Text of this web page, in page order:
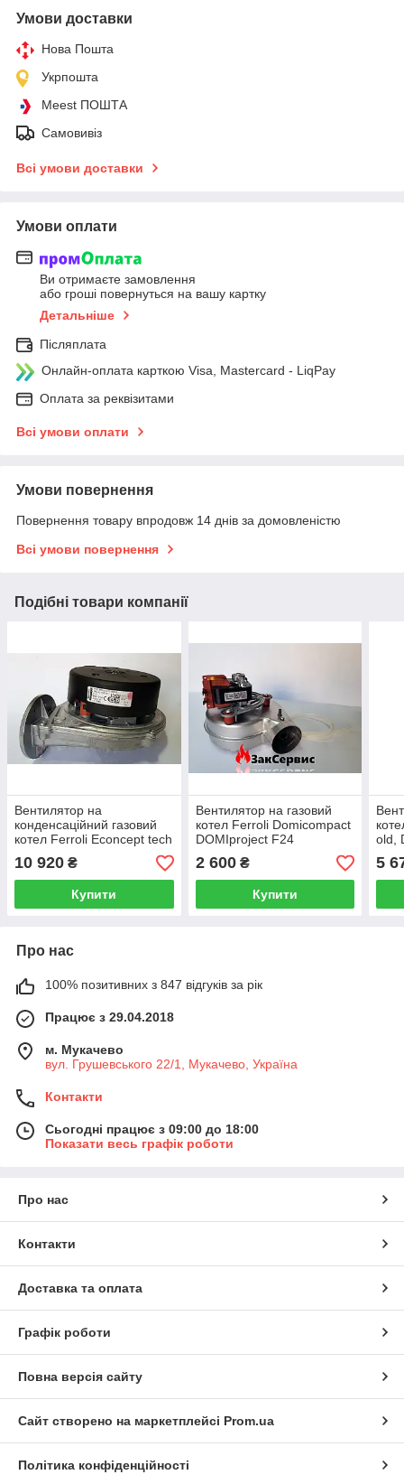
Умови доставки
Нова Пошта
Укрпошта
Meest ПОШТА
Самовивіз
Всі умови доставки
Умови оплати
Ви отримаєте замовлення
або гроші повернуться на вашу картку
Детальніше
Післяплата
Онлайн-оплата карткою Visa, Mastercard - LiqPay
Оплата за реквізитами
Всі умови оплати
Умови повернення
Повернення товару впродовж 14 днів за домовленістю
Всі умови повернення
Подібні товари компанії
Вентилятор на
конденсаційний газовий
котел Ferroli Econcept tech
25-35 A/C 39828060
10 920 ₴
Купити
Вентилятор на газовий
котел Ferroli Domicompact
DOMIproject F24
39817550 39817551
2 600₴
Купити
old,
Elite
5
Про нас
100% позитивних з 847 відгуків за рік
Працює з 29.04.2018
м. Мукачево
вул. Грушевського 22/1, Мукачево, Україна
Контакти
Сьогодні працює з 09:00 до 18:00
Показати весь графік роботи
Про нас
Контакти
Доставка та оплата
Графік роботи
Повна версія сайту
Сайт створено на маркетплейсі Prom.ua
Політика конфіденційності